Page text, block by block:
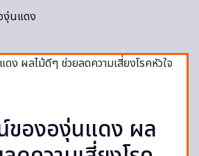
งุ่นแดง
ขององุ่นแดง ผล